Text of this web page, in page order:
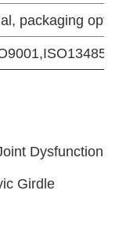
packaging
Dysfunction
Girdle